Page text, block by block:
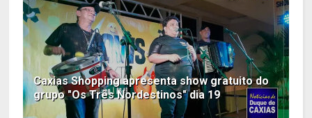
Caxias Shopping apresenta show gratuito do
grupo "Os Três Nordestinos" dia 19